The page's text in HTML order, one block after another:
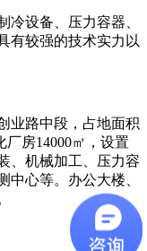
冷设备、压力容器、
有较强的技术实力以
业路中段，占地面积
厂房14000㎡，设置
、机械加工、压力容
中心等。办公大楼、